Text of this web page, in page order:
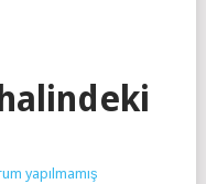
yapılmamış